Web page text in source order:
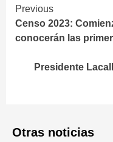
Continue
Reading
Previous
Censo 2023:
conocerán las
Presidente
Otras noticias